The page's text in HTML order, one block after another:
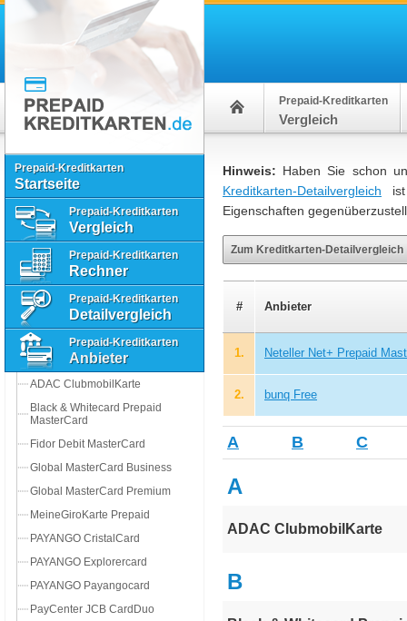
Prepaid-Kreditkarten
Vergleich
Hinweis: Haben Sie schon
Kreditkarten-Detailvergleich ist
Eigenschaften
Zum Kreditkarten-Detailvergleich
# Anbieter
1. Neteller Net+ Prepaid
2. bunq Free
A B C
A
ADAC ClubmobilKarte
B
Prepaid-Kreditkarten
Startseite
Prepaid-Kreditkarten
Vergleich
Prepaid-Kreditkarten
Rechner
Prepaid-Kreditkarten
Detailvergleich
Prepaid-Kreditkarten
Anbieter
ADAC ClubmobilKarte
Black & Whitecard Prepaid
MasterCard
Fidor Debit MasterCard
Global MasterCard Business
Global MasterCard Premium
MeineGiroKarte Prepaid
PAYANGO CristalCard
PAYANGO Explorercard
PAYANGO Payangocard
PayCenter JCB CardDuo